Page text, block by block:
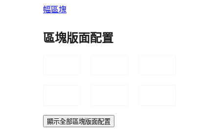
幅區塊
區塊版面配置
顯示全部區塊版面配置